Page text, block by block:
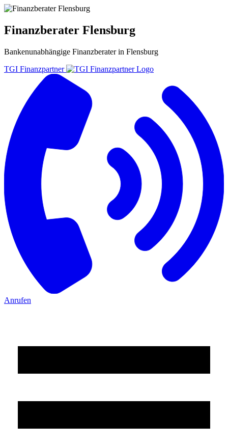
Finanzberater Flensburg
Bankenunabhängige Finanzberaterin Flensburg
TGI Finanzpartner
Anrufen